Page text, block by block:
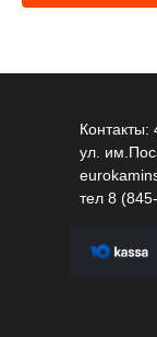
Контакты:
ул.
тел 8